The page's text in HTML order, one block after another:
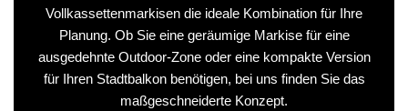
Vollkassettenmarkisen die ideale Kombination für Ihre
Planung. Ob Sie eine geräumige Markise für eine
ausgedehnte Outdoor-Zone oder eine kompakte Version
für Ihren Stadtbalkon benötigen, bei uns finden Sie das
maßgeschneiderte Konzept.